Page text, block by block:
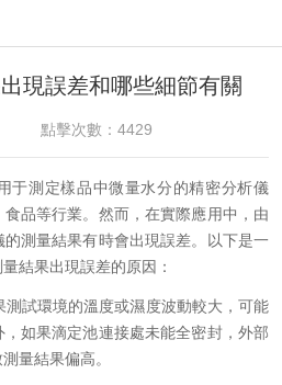
現誤差和哪些細節有關
點擊次數：4429
測定樣品中微量水分的精密分析儀
品等行業。然而，在實際應用中，由
測量結果有時會出現誤差。以下是一
結果出現誤差的原因：
試環境的溫度或濕度波動較大，可能
如果滴定池連接處未能全密封，外部
量結果偏高。